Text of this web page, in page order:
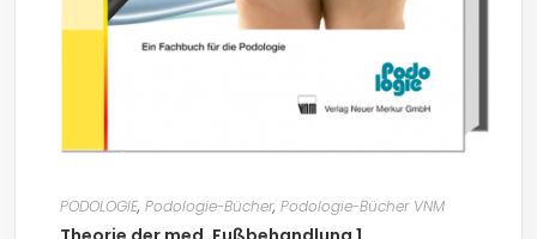
PODOLOGIE, Podologie-Bücher, Podologie-Bücher VNM